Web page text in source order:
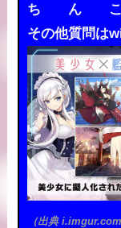
ち ん
その他質問は
（出典 i.imgur.com